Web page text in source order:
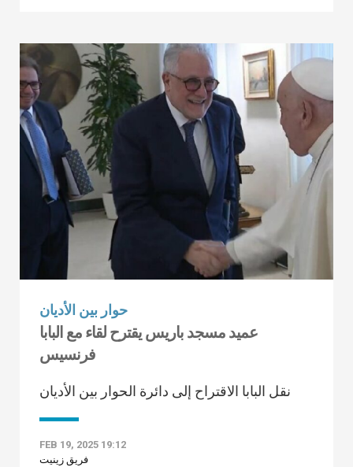
حوار بين الأديان
عميد مسجد باريس يقترح لقاء مع البابا
فرنسيس
نقل البابا الاقتراح إلى دائرة الحوار بين الأديان
FEB 19, 2025 19:12
فريق زينيت